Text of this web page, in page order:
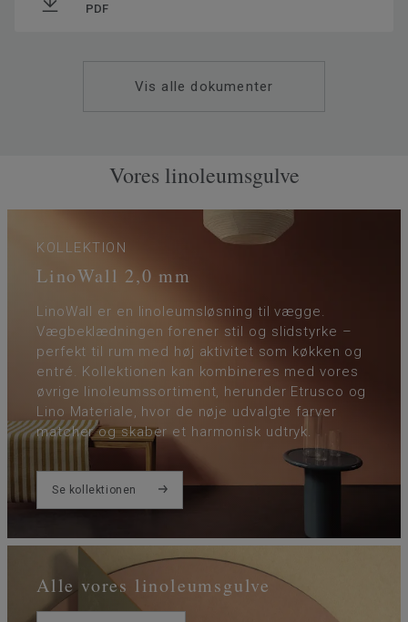
PDF
Vis alle dokumenter
Vores linoleumsgulve
KOLLEKTION
LinoWall 2,0 mm
LinoWall er en linoleumsløsning til vægge.
Vægbeklædningen forener stil og slidstyrke –
perfekt til rum med høj aktivitet som køkken og
entré. Kollektionen kan kombineres med vores
øvrige linoleumssortiment, herunder Etrusco og
Lino Materiale, hvor de nøje udvalgte farver
matcher og skaber et harmonisk udtryk.
Se kollektionen
Alle vores linoleumsgulve